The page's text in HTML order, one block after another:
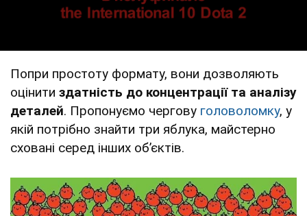
Попри простоту формату, вони дозволяють
оцінити здатність до концентрації та аналізу
деталей. Пропонуємо чергову головоломку, у
якій потрібно знайти три яблука, майстерно
сховані серед інших об’єктів.